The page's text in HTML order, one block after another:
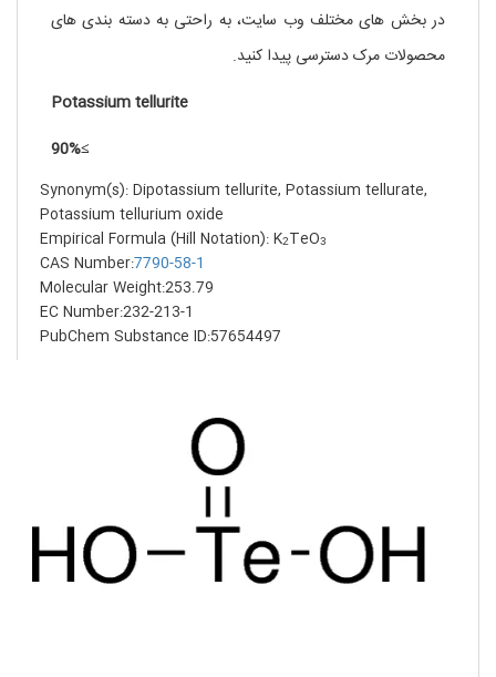
در بخش های مختلف وب سایت، به راحتی به دسته بندی های
محصولات مرک دسترسی پیدا کنید.
Potassium tellurite
Synonym(s): Dipotassium tellurite, Potassium tellurate,
Potassium tellurium oxide
Empirical Formula (Hill Notation): K2
CAS Number:7790-58-1
Molecular Weight:253.79
EC Number:232-213-1
PubChem Substance ID:57654497